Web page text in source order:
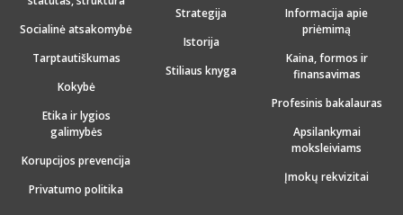
Socialinė atsakomybė
Tarptautiškumas
Kokybė
Etika ir lygios
galimybės
Korupcijos prevencija
Privatumo politika
Strategija
Istorija
Stiliaus knyga
Informacija apie
priėmimą
Kaina, formos ir
finansavimas
Profesinis bakalauras
Apsilankymai
moksleiviams
Įmokų rekvizitai